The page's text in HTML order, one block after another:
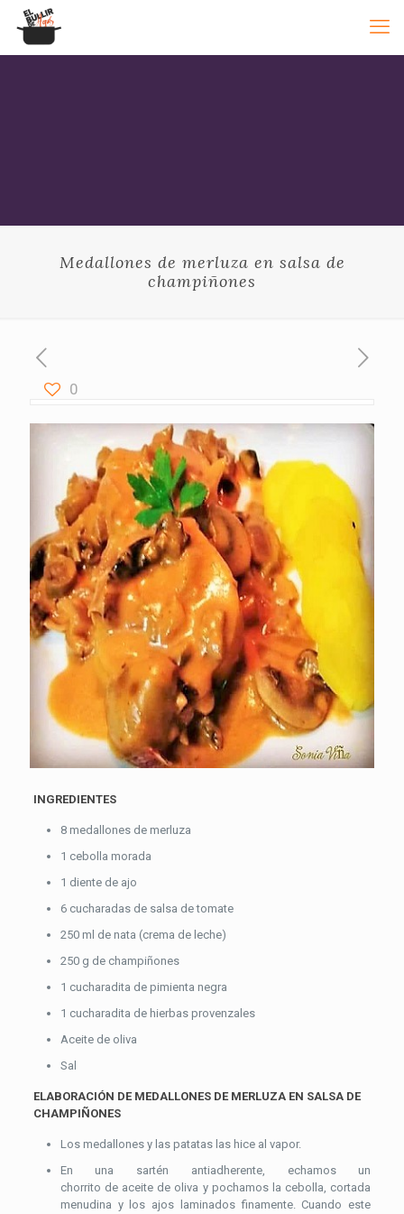
Medallones de merluza en salsa de
champiñones
0
INGREDIENTES
8 medallones de merluza
1 cebolla morada
1 diente de ajo
6 cucharadas de salsa de tomate
250 ml de nata (crema de leche)
250 g de champiñones
1 cucharadita de pimienta negra
1 cucharadita de hierbas provenzales
Aceite de oliva
Sal
ELABORACIÓN DE MEDALLONES DE MERLUZA EN SALSA DE
CHAMPIÑONES
Los medallones y las patatas las hice al vapor.
En una sartén antiadherente, echamos un
chorrito de aceite de oliva y pochamos la cebolla, cortada
menudina y los ajos laminados finamente. Cuando este